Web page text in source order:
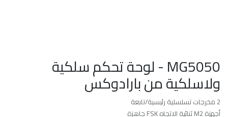
MG5050 - لوحة تحكم سلكية
ولاسلكية من بارادوكس
2 مخرجات تسلسلية رئيسية/تابعة
أجهزة M2 ثنائية الاتجاه FSK جاهزة